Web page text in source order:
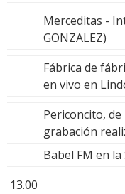
Merceditas -
GONZALEZ)
Fábrica de
en vivo en
Periconcito, de
grabación
Babel FM en
13.00